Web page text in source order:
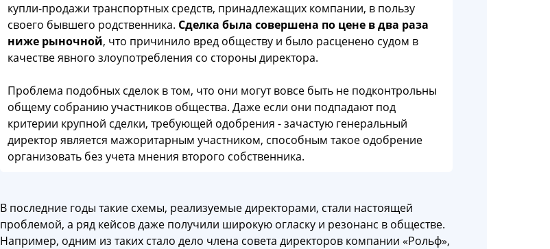
купли-продажи транспортных средств, принадлежащих компании, в пользу
своего бывшего родственника. Сделка была совершена по цене в два раза
ниже рыночной, что причинило вред обществу и было расценено судом в
качестве явного злоупотребления со стороны директора.
Проблема подобных сделок в том, что они могут вовсе быть не подконтрольны
общему собранию участников общества. Даже если они подпадают под
критерии крупной сделки, требующей одобрения - зачастую генеральный
директор является мажоритарным участником, способным такое одобрение
организовать без учета мнения второго собственника.
В последние годы такие схемы, реализуемые директорами, стали настоящей
проблемой, а ряд кейсов даже получили широкую огласку и резонанс в обществе.
Например, одним из таких стало дело члена совета директоров компании «Рольф»,